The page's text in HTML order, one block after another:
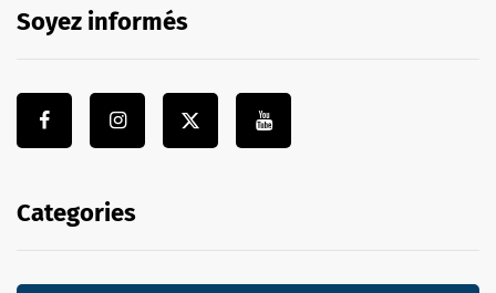
Soyez informés
Categories